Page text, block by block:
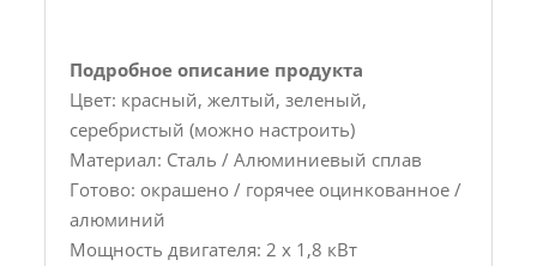
Подробное описание продукта
Цвет: красный, желтый, зеленый,
серебристый (можно настроить)
Материал: Сталь / Алюминиевый сплав
Готово: окрашено / горячее оцинкованное /
алюминий
Мощность двигателя: 2 х 1,8 кВт